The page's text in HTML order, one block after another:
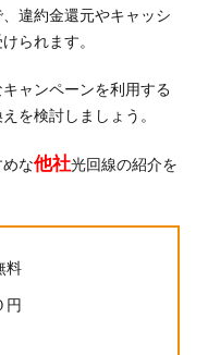
違約金還元やキャッシ
られます。
ャンペーンを利用する
を検討しましょう。
めな他社光回線の紹介を
料
円